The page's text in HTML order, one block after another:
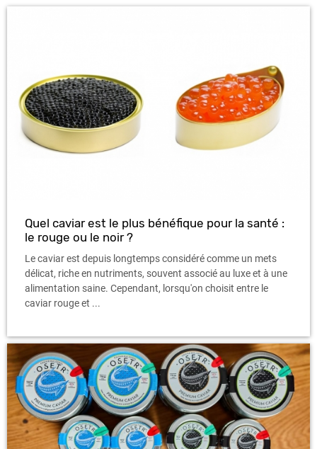
Quel caviar est le plus bénéfique pour la santé :
le rouge ou le noir ?
Le caviar est depuis longtemps considéré comme un mets
délicat, riche en nutriments, souvent associé au luxe et à une
alimentation saine. Cependant, lorsqu'on choisit entre le
caviar rouge et ...